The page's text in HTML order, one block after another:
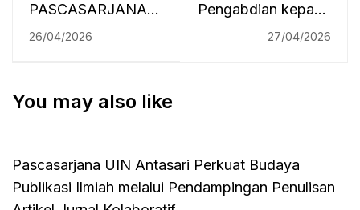
PASCASARJANA
UIN ANTASARI
SOSIALISASI
MAHASISWA
"LEVEL UP YOUR
26/04/2026
Pengabdian kepada
Masyarakat
Karier Mahasiswa
27/04/2026
You may also like
Pascasarjana UIN Antasari Perkuat Budaya
Publikasi Ilmiah melalui Pendampingan Penulisan